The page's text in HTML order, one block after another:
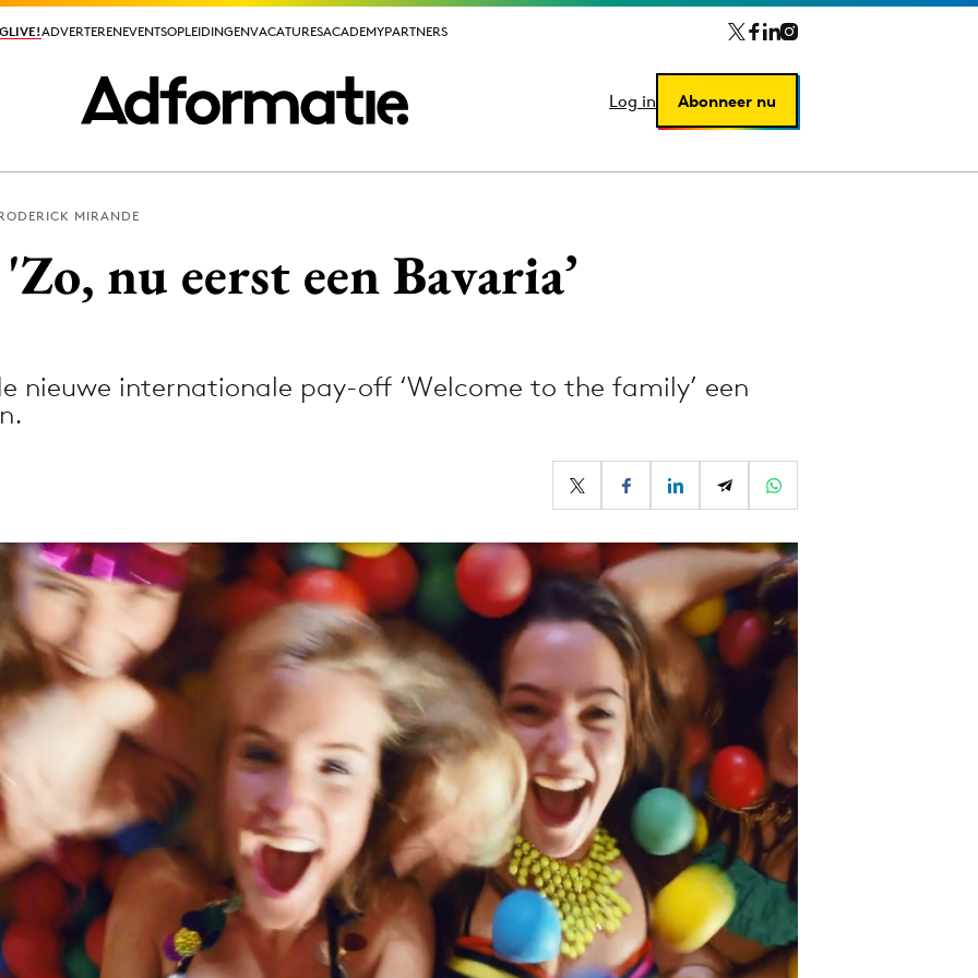
ADVERTERENEVENTSOPLEIDINGENVACATURESACADEMYPARTNERS
Log in Abonneer nu
ADVERTERENEVENTSOPLEIDINGENVACATURESACADEMYPARTNERS
Log in Abonneer nu
Media
Reputatie & crisis
MIRANDE
nu eerst een Bavaria’
nieuwe internationale pay-off ‘Welcome to the family’ een